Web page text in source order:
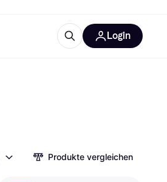
Login
Produkte vergleichen